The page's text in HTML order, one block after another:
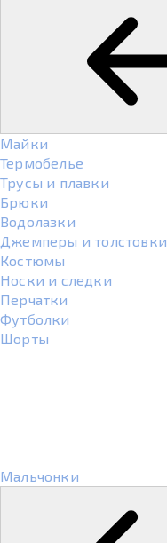
Майки
Термобелье
Трусы и плавки
Брюки
Водолазки
Джемперы и толстовки
Костюмы
Носки и следки
Перчатки
Футболки
Шорты
Мальчонки